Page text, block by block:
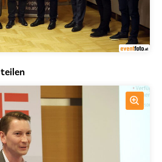
teilen